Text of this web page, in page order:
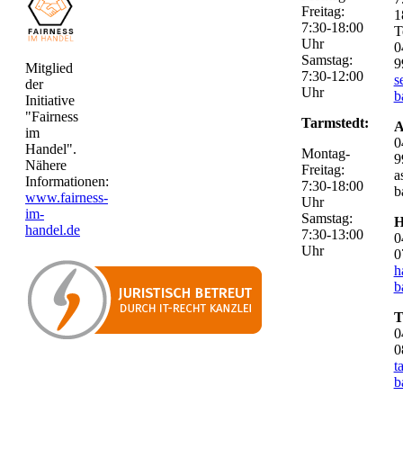
Mitglied
der
Initiative
"Fairness
im
Handel".
Nähere
Informationen:
www.fairness-
im-
handel.de
Freitag:
7:30-18:00
Uhr
Samstag:
7:30-12:00
Uhr
Tarmstedt:
Montag-
Freitag:
7:30-18:00
Uhr
Samstag:
7:30-13:00
Uhr